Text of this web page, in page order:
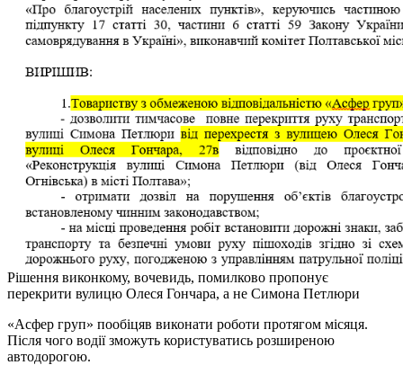
Рішення виконкому, вочевидь, помилково пропонує
перекрити вулицю Олеся Гончара, а не Симона Петлюри
«Асфер груп» пообіцяв виконати роботи протягом місяця.
Після чого водії зможуть користуватись розширеною
автодорогою.